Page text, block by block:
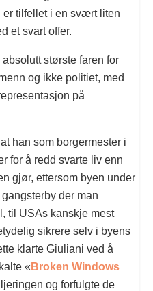
er tilfellet i en svært liten
et svart offer.
største faren for
og ikke politiet, med
på
at han som borgermester i
for å redd svarte liv enn
gjør, ettersom byen under
der man
til USAs kanskje mest
sikrere selv i byens
klarte Giuliani ved å
« Broken Windows
og forfulgte de